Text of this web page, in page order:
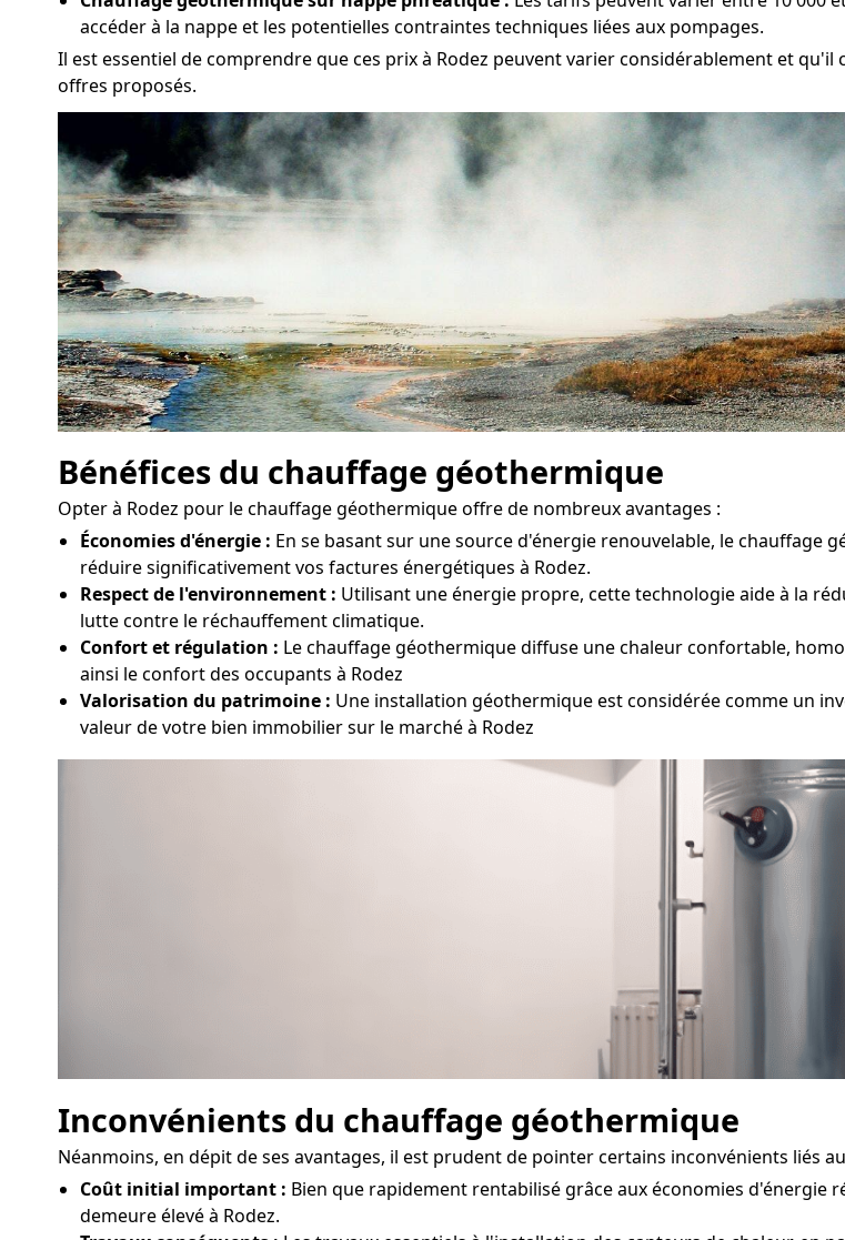
accéder à la nappe et les potentielles contraintes techniques liées aux pompages.
Il est essentiel de comprendre que ces prix à Rodez peuvent varier considérablement et
offres proposés.
Bénéfices du chauffage géothermique
Opter à Rodez pour le chauffage géothermique offre de nombreux avantages :
Économies d'énergie : En se basant sur une source d'énergie renouvelable, le
réduire significativement vos factures énergétiques à Rodez.
Respect de l'environnement : Utilisant une énergie propre, cette technologie aide à la
lutte contre le réchauffement climatique.
Confort et régulation : Le chauffage géothermique diffuse une chaleur confortable,
ainsi le confort des occupants à Rodez
Valorisation du patrimoine : Une installation géothermique est considérée comme un
valeur de votre bien immobilier sur le marché à Rodez
Inconvénients du chauffage géothermique
Néanmoins, en dépit de ses avantages, il est prudent de pointer certains inconvénients liés
Coût initial important : Bien que rapidement rentabilisé grâce aux économies
demeure élevé à Rodez.